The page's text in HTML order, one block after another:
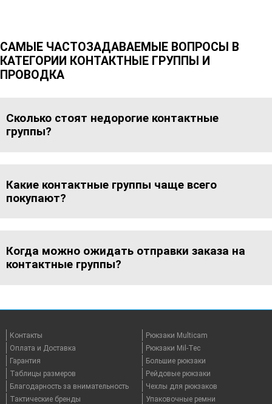
САМЫЕ ЧАСТОЗАДАВАЕМЫЕ ВОПРОСЫ В
КАТЕГОРИИ КОНТАКТНЫЕ ГРУППЫ И
ПРОВОДКА
Сколько стоят недорогие контактные
группы?
Какие контактные группы чаще всего
покупают?
Когда можно ожидать отправки заказа на
контактные группы?
Контакты
Оплата и Доставка
Гарантия
Таблицы размеров
Благодарность за внимательность
Тактические бренды
Рюкзаки Multicam
Рюкзаки Mil-Tec
Большие рюкзаки
Рейдовые рюкзаки
Чехлы для рюкзаков
Упаковочные ремни